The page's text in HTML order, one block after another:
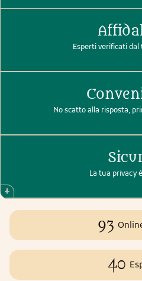
Esperti verificati
No scatto alla risposta,
La tua privacy
93
40